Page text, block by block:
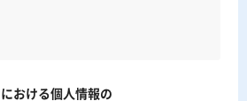
おける個人情報の